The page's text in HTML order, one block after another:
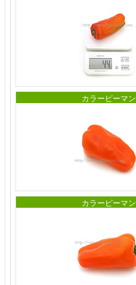
カラーピーマン
カラーピーマン